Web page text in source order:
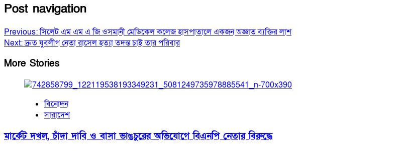
Post navigation
Previous:সিলেট এম এম এ জি ওসমানী মেডিকেল কলেজ হাসপাতালে একজন অজ্ঞাত ব্যক্তির লাশ
Next:দ্রুত যুবলীগ নেতা রাসেল হত্যা তদন্ত চাই তার পরিবার
More Stories
বিনোদন
সারাদেশ
মার্কেট দখল, চাঁদা দাবি ও বাসা ভাঙচুরের অভিযোগে বিএনপি নেতার বিরুদ্ধে